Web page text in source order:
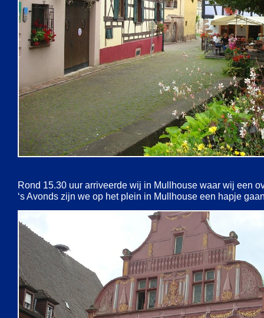
Rond 15.30 uur arriveerde wij in Mullhouse waar wij een
‘s Avonds zijn we op het plein in Mullhouse een hapje